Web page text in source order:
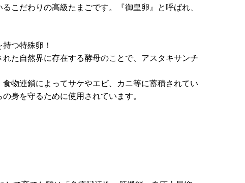
こだわりの高級たまごです。『御皇卵』と呼ばれ、
つ特殊卵！
た自然界に存在する酵母のことで、アスタキサンチ
物連鎖によってサケやエビ、カニ等に蓄積されてい
身を守るために使用されています。